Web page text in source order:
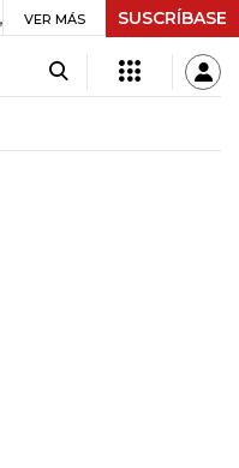
UVR $ 416,91 +$ 0,05 +0,01%
VER MÁS SUSCRÍBASE